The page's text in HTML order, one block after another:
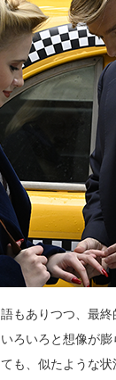
もありつつ、最
ろいろと想像が
も、似たような